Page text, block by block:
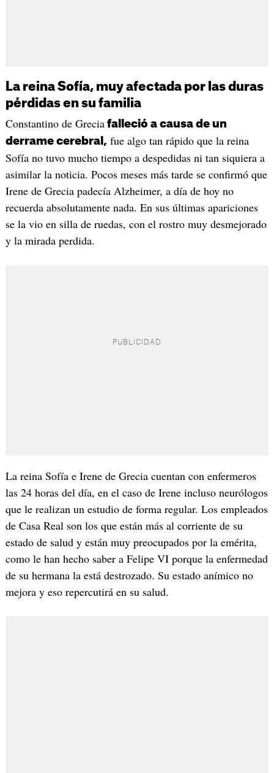
La reina Sofía, muy afectada por las duras
pérdidas en su familia
Constantino de Greciafalleció a causa de un
derrame cerebral, fue algo tan rápido que la reina
Sofía no tuvo mucho tiempo a despedidas ni tan siquiera a
asimilar la noticia. Pocos meses más tarde se confirmó que
Irene de Grecia padecía Alzheimer, a día de hoy no
recuerda absolutamente nada. En sus últimas apariciones
se la vio en silla de ruedas, con el rostro muy desmejorado
y la mirada perdida.
La reina Sofía e Irene de Grecia cuentan con enfermeros
las 24 horas del día, en el caso de Irene incluso neurólogos
que le realizan un estudio de forma regular. Los empleados
de Casa Real son los que están más al corriente de su
estado de salud y están muy preocupados por la emérita,
como le han hecho saber a Felipe VI porque la enfermedad
de su hermana la está destrozado. Su estado anímico no
mejora y eso repercutirá en su salud.